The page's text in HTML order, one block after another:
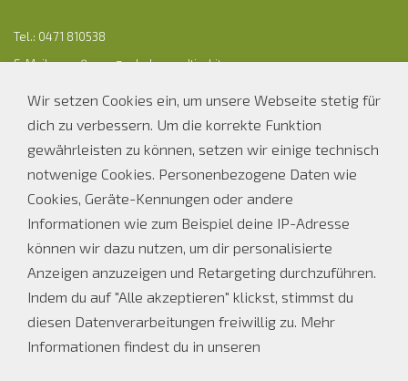
Tel.: 0471 810538
E-Mail:os-ofl.auer@schule.suedtirol.it
Parteienverkehr Sekretariat
Bei Schulbetrieb Ferienöffnungszeiten
MO, DI, DO
08.00 - 12.00 Uhr
MO - FR
08.00 - 12.00 UHR
MI und FR
08.00 - 12.00 Uhr
Wir setzen Cookies ein, um unsere Webseite stetig für
dich zu verbessern. Um die korrekte Funktion
gewährleisten zu können, setzen wir einige technisch
notwenige Cookies. Personenbezogene Daten wie
Cookies, Geräte-Kennungen oder andere
Informationen wie zum Beispiel deine IP-Adresse
können wir dazu nutzen, um dir personalisierte
Anzeigen anzuzeigen und Retargeting durchzuführen.
Indem du auf "Alle akzeptieren" klickst, stimmst du
diesen Datenverarbeitungen freiwillig zu. Mehr
Informationen findest du in unseren